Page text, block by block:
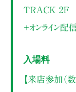
TRACK 2F
＋オンライン配
入場料
【来店参加（数